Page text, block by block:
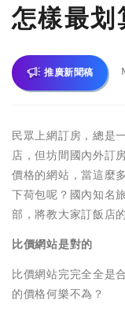
怎樣最划
推廣新聞稿
民眾上網訂房，總是
店，但坊間國內外訂
價格的網站，當這麼
下荷包呢？國內知名
部，將教大家訂飯店
比價網站是對的
比價網站完完全全是
的價格何樂不為？